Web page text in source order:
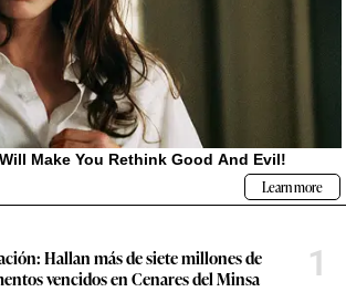
Hallan más de siete millones de
vencidos en Cenares del Minsa
1